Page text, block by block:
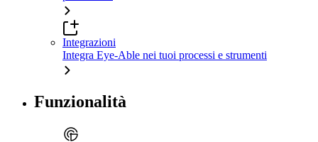
Integrazioni
Integra Eye-Able nei tuoi processi e strumenti
Funzionalità